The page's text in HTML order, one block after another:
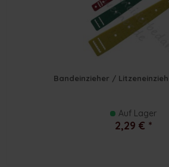
Bandeinzieher /
Auf Lager
2,29 € *